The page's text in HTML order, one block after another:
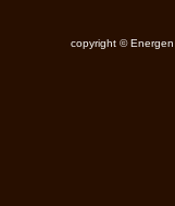
copyright © Energen